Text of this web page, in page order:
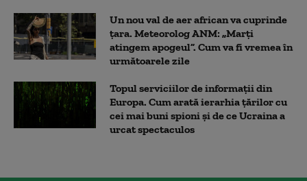
Un nou val de aer african va cuprinde
țara. Meteorolog ANM: „Marți
atingem apogeul”. Cum va fi vremea în
următoarele zile
Topul serviciilor de informații din
Europa. Cum arată ierarhia țărilor cu
cei mai buni spioni și de ce Ucraina a
urcat spectaculos